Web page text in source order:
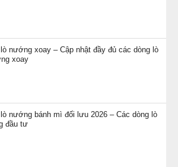
nướng xoay – Cập nhật đầy đủ các dòng lò
xoay
nướng bánh mì đối lưu 2026 – Các dòng lò
đầu tư